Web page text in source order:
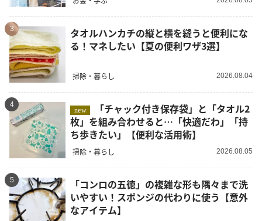
3
タオルハンカチの縦と横を縫うと便利にな
る！マネしたい【夏の便利ワザ3選】
掃除・暮らし 2026.08.04
4
new
枚」を組み合わせると…「快適だわ」「持
ち歩きたい」【便利な活用術】
掃除・暮らし 2026.08.05
5
「コンロの五徳」の複雑な形も隅々まで洗
いやすい！スポンジの代わりに使う【意外
なアイテム】